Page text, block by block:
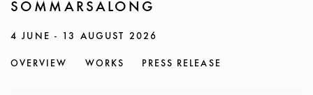
SOMMARSALONG
4 JUNE - 13 AUGUST 2026
OVERVIEW WORKS PRESS RELEASE